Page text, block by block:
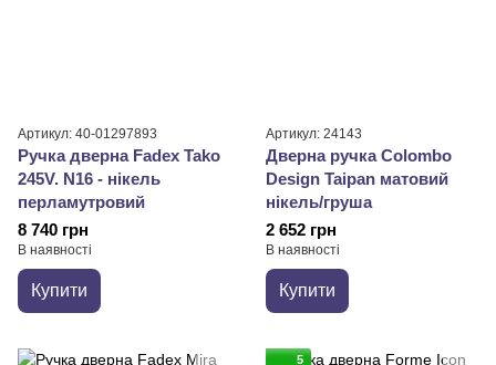
Артикул: 40-01297893
Ручка дверна Fadex Tako
245V. N16 - нікель
перламутровий
8 740 грн
В наявності
Купити
Артикул: 24143
Дверна ручка Colombo
Design Taipan матовий
нікель/груша
2 652 грн
В наявності
Купити
5